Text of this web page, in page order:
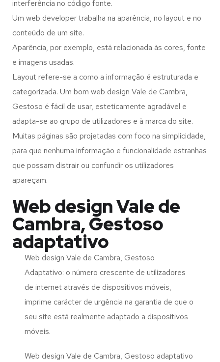
interferência no código fonte.
Um web developer trabalha na aparência, no layout e no
conteúdo de um site.
Aparência, por exemplo, está relacionada às cores, fonte
e imagens usadas.
Layout refere-se a como a informação é estruturada e
categorizada. Um bom web design Vale de Cambra,
Gestoso é fácil de usar, esteticamente agradável e
adapta-se ao grupo de utilizadores e à marca do site.
Muitas páginas são projetadas com foco na simplicidade,
para que nenhuma informação e funcionalidade estranhas
que possam distrair ou confundir os utilizadores
apareçam.
Web design Vale de
Cambra, Gestoso
adaptativo
Web design Vale de Cambra, Gestoso
Adaptativo: o número crescente de utilizadores
de internet através de dispositivos móveis,
imprime carácter de urgência na garantia de que o
seu site está realmente adaptado a dispositivos
móveis.
Web design Vale de Cambra, Gestoso adaptativo